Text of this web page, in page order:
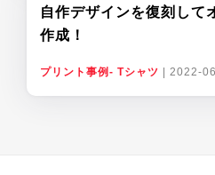
自作デザインを復刻して
作成！
プリント事例- Tシャツ 2022-